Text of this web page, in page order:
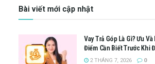
Bài viết mới cập nhật
Vay Trả Góp Là Gì? Ưu
Điểm Cần Biết Trước Khi
2 THÁNG 7, 2026 0